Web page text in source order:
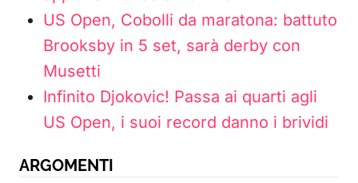
US Open, Cobolli da maratona: battuto
Brooksby in 5 set, sarà derby con
Musetti
Infinito Djokovic! Passa ai quarti agli
US Open, i suoi record danno i brividi
ARGOMENTI